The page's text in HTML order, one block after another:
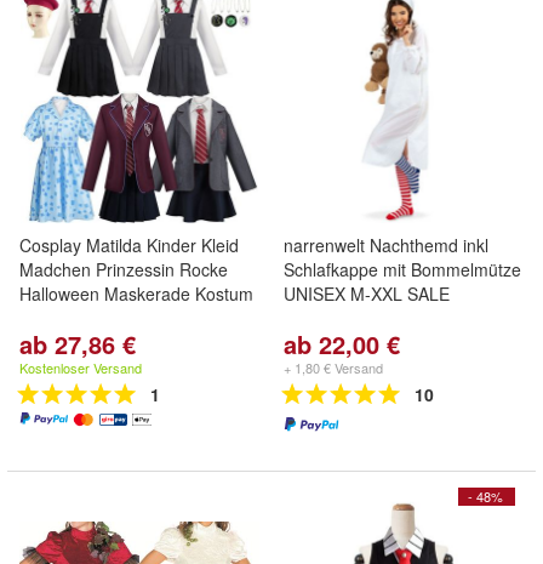
Cosplay Matilda Kinder Kleid
Madchen Prinzessin Rocke
Halloween Maskerade Kostum
ab 27,86 €
Kostenloser Versand
1
narrenwelt Nachthemd inkl
Schlafkappe mit Bommelmütze
UNISEX M-XXL SALE
ab 22,00 €
+ 1,80 € Versand
10
- 48%